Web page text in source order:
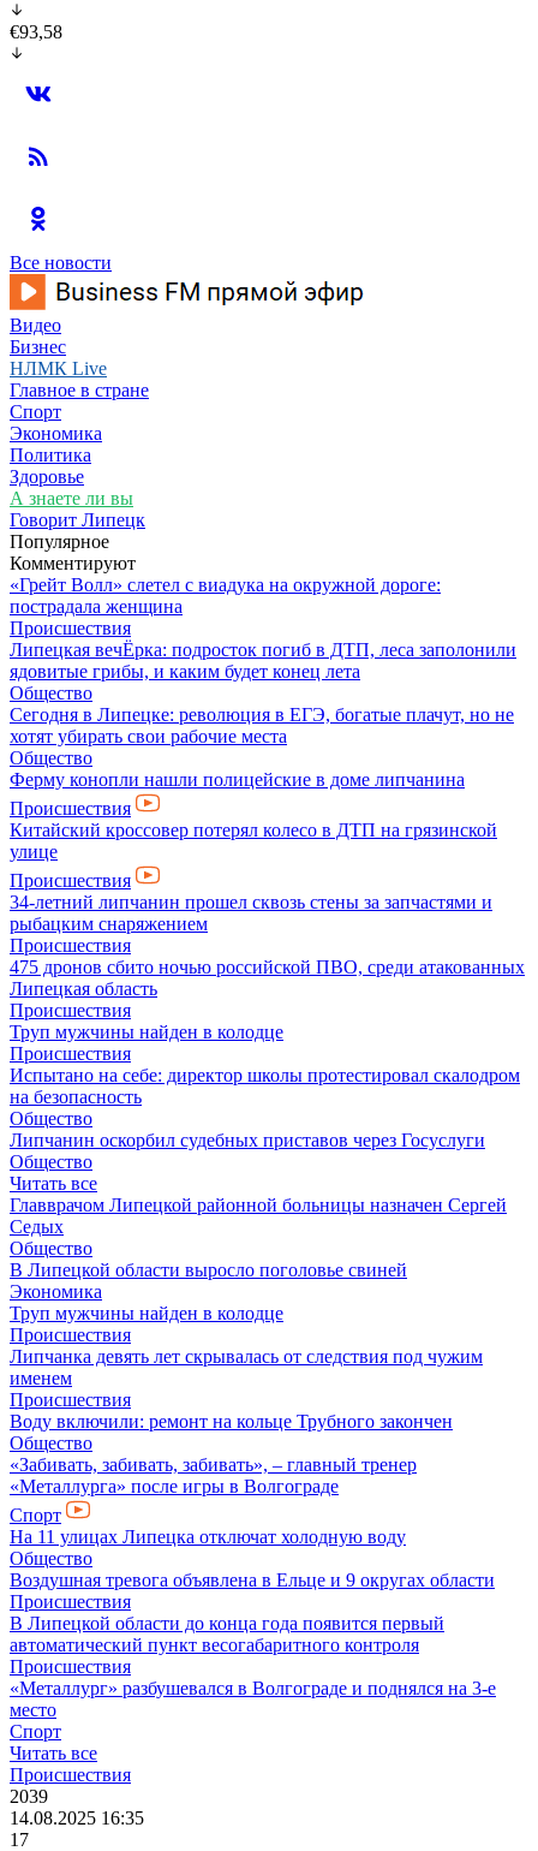
€93,58
Все новости
Видео
Бизнес
НЛМК Live
Главное в стране
Спорт
Экономика
Политика
Здоровье
А знаете ли вы
Говорит Липецк
Популярное
Комментируют
«Грейт Волл» слетел с виадука на окружной дороге:
пострадала женщина
Происшествия
Липецкая вечЁрка: подросток погиб в ДТП, леса заполонили
ядовитые грибы, и каким будет конец лета
Общество
Сегодня в Липецке: революция в ЕГЭ, богатые плачут, но не
хотят убирать свои рабочие места
Общество
Ферму конопли нашли полицейские в доме липчанина
Происшествия
Китайский кроссовер потерял колесо в ДТП на грязинской
улице
Происшествия
34-летний липчанин прошел сквозь стены за запчастями и
рыбацким снаряжением
Происшествия
475 дронов сбито ночью российской ПВО, среди атакованных
Липецкая область
Происшествия
Труп мужчины найден в колодце
Происшествия
Испытано на себе: директор школы протестировал скалодром
на безопасность
Общество
Липчанин оскорбил судебных приставов через Госуслуги
Общество
Читать все
Главврачом Липецкой районной больницы назначен Сергей
Седых
Общество
В Липецкой области выросло поголовье свиней
Экономика
Труп мужчины найден в колодце
Происшествия
Липчанка девять лет скрывалась от следствия под чужим
именем
Происшествия
Воду включили: ремонт на кольце Трубного закончен
Общество
«Забивать, забивать, забивать», – главный тренер
«Металлурга» после игры в Волгограде
Спорт
На 11 улицах Липецка отключат холодную воду
Общество
Воздушная тревога объявлена в Ельце и 9 округах области
Происшествия
В Липецкой области до конца года появится первый
автоматический пункт весогабаритного контроля
Происшествия
«Металлург» разбушевался в Волгограде и поднялся на 3-е
место
Спорт
Читать все
Происшествия
2039
14.08.2025 16:35
17